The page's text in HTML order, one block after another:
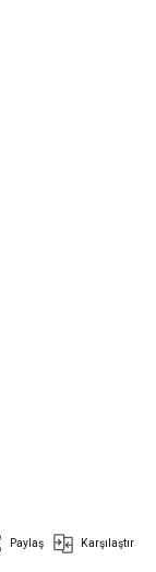
Paylaş Karşılaştır